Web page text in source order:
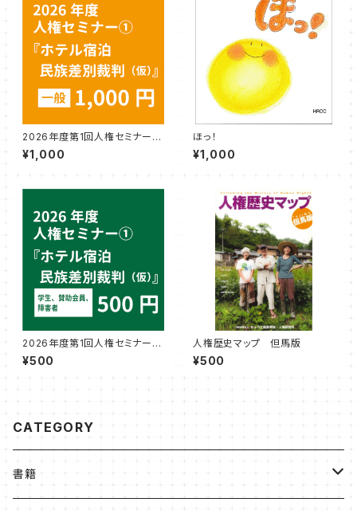
2026年度第1回人権セミナー参
加券（一般）『ホテル宿泊民族差
別裁判（仮）』講師：文公輝さん
¥1,000
ほっ！
¥1,000
2026年度第1回人権セミナー参
加券（学生・賛助会員・障害者）
『ホテル宿泊民族差別裁判
¥500
人権歴史マップ 但馬版
¥500
CATEGORY
書籍